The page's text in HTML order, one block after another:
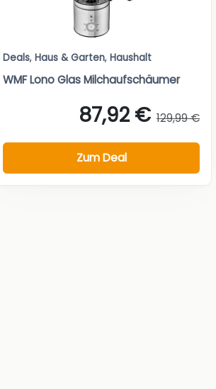
Deals, Haus & Garten, Haushalt
WMF Lono Glas Milchaufschäumer
87,92 € 129,99 €
Zum Deal